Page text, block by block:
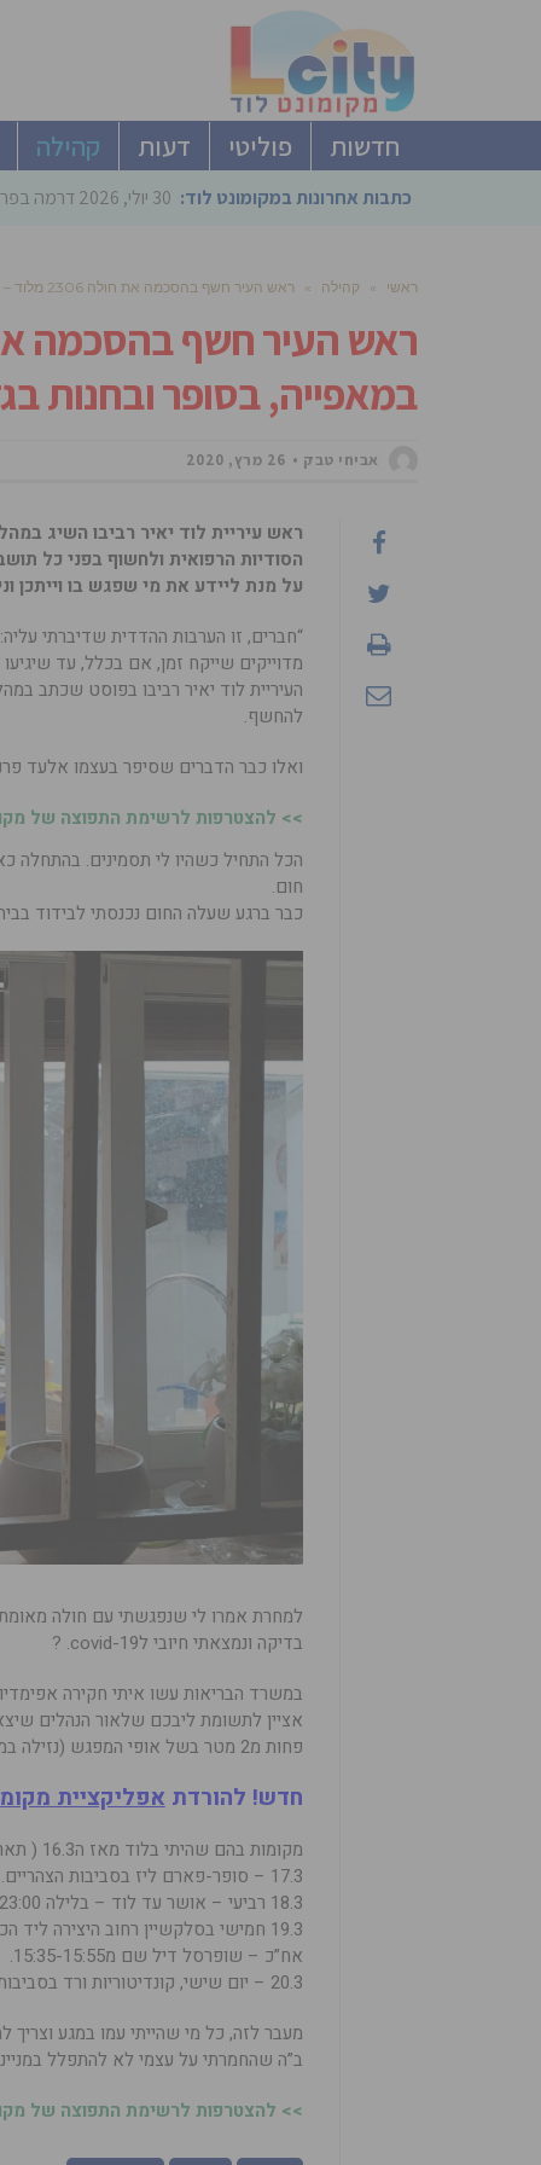
חדשות פוליטי דעות קהילה
כתבות אחרונות במקומונט לוד: 30 יולי, 2026 דרמה בפריימריז הליכוד: 4
ראשי » קהילה » ראש העיר חשף בהסכמה את חולה 2306 מלוד – ביקר במאפייה, בסופר ובחנות בגדים
במאפייה, בסופר ובחנות
אביחי טבק 26 מרץ, 2020
ראש עיריית לוד יאיר רביבו השיג
הסודיות הרפואית ולחשוף בפני כל
על מנת ליידע את מי שפגש בו וייתכן
“חברים, זו הערבות ההדדית שדיברתי
מדוייקים שייקח זמן, אם בכלל, עד
העיריית לוד יאיר רביבו בפוסט שכתב
להחשף.
ואלו כבר הדברים שסיפר בעצמו אלעד פרנקל, חולה מספר 2306 המתגורר ברחוב
>> להצטרפות לרשימת התפוצה של
הכל התחיל כשהיו לי תסמינים. בהתחלה
חום.
כבר ברגע שעלה החום נכנסתי לבידוד
בדיקה ונמצאתי חיובי לcovid-19.
?
במשרד הבריאות עשו איתי חקירה
אציין לתשומת ליבכם שלאור הנהלים
פחות מ2 מטר בשל אופי המפגש (נזילה במקלחת שהוא בא לראות איתי..).. אז נא להקפיד!
חדש! להורדתאפליקציית
מקומות בהם שהיתי בלוד מאז ה16.3 ( תאריך ההדבקה כנראה)
17.3 – סופר-פארם ליז בסביבות הצהריים.
18.3 רביעי – אושר עד לוד – בלילה 23:00 עד 00:15.
19.3 חמישי בסלקשיין רחוב היצירה ליד הכלא מ15:15-15:35
אח”כ – שופרסל דיל שם מ15:35-15:55.
20.3 – יום שישי, קונדיטוריות ורד בסביבות הצהריים.
מעבר לזה, כל מי שהייתי עמו במגע וצריך
ב”ה שהחמרתי על עצמי לא להתפלל
>> להצטרפות לרשימת התפוצה של